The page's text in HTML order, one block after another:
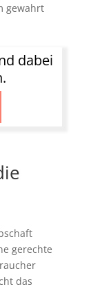
gewahrt
dabei
gerechte
das